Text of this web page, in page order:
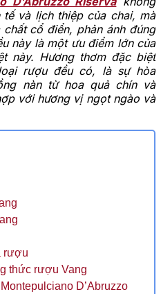
và lịch thiệp của chai, mà
cổ điển, phản ánh đúng
này là một ưu điểm lớn của
này. Hương thơm đặc biệt
rượu đều có, là sự hòa
nàn từ hoa quả chín và
với hương vị ngọt ngào và
rượu
thức rượu Vang
D’Abruzzo